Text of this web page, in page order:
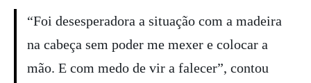
“Foi desesperadora a situação com a madeira
na cabeça sem poder me mexer e colocar a
mão. E com medo de vir a falecer”, contou